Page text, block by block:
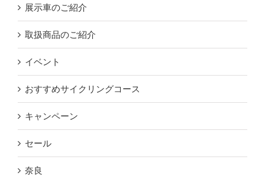
展示車のご紹介
取扱商品のご紹介
イベント
おすすめサイクリングコース
キャンペーン
セール
奈良